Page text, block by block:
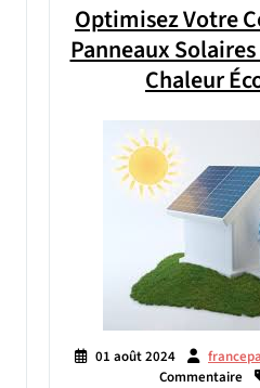
Optimisez Votre
Panneaux
Chaleur
01 août 2024
Commentaire